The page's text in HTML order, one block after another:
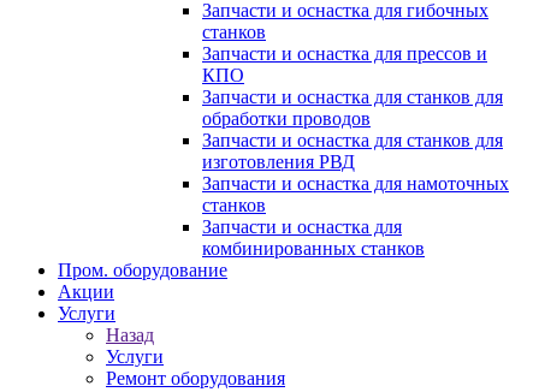
Запчасти и оснастка для гибочных
станков
Запчасти и оснастка для прессов и
КПО
Запчасти и оснастка для станков для
обработки проводов
Запчасти и оснастка для станков для
изготовления РВД
Запчасти и оснастка для намоточных
станков
Запчасти и оснастка для
комбинированных станков
Пром. оборудование
Акции
Услуги
Назад
Услуги
Ремонт оборудования